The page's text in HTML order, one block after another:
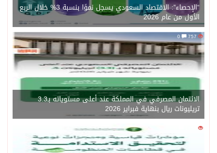
“الإحصاء”: الاقتصاد السعودي يسجل نموًا بنسبة 3% خلال الربع
الأول من عام 2026
757
0
الائتمان المصرفي في المملكة عند أعلى مستوياته بـ3.3
تريليونات ريال بنهاية فبراير 2026
1450